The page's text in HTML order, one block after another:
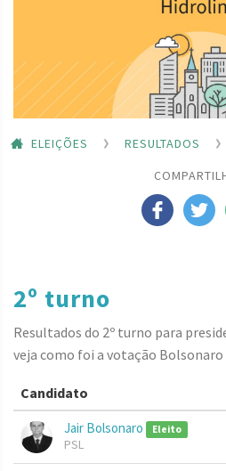
ELEIÇÕES RESULTADOS
2º turno
Resultados do 2º turno para
veja como foi a votação Bolsonaro
Candidato
Jair Bolsonaro Eleito
PSL